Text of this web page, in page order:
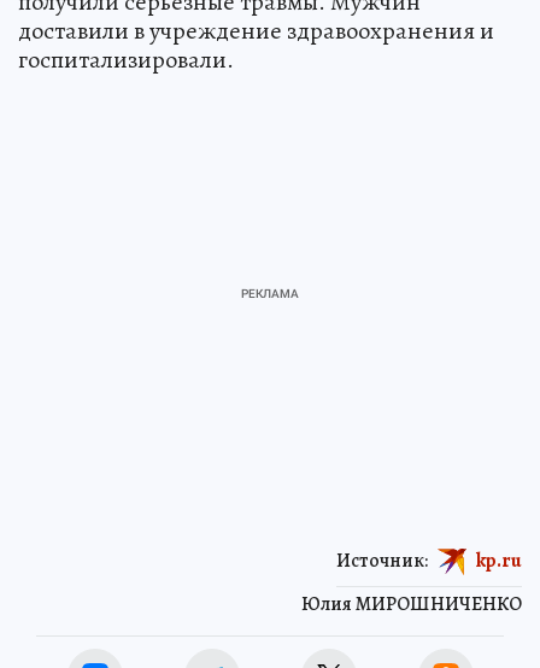
доставили в учреждение здравоохранения и
госпитализировали.
Юлия МИРОШНИЧЕНКО
Источник: kp.ru